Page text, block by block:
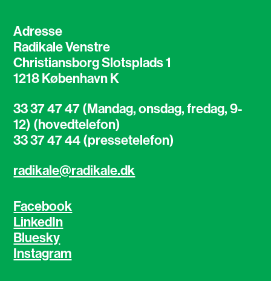
Adresse
Radikale Venstre
Christiansborg Slotsplads 1
1218 København K
33 37 47 47 (Mandag, onsdag, fredag, 9-
12) (hovedtelefon)
33 37 47 44 (pressetelefon)
radikale@radikale.dk
Facebook
LinkedIn
Bluesky
Instagram